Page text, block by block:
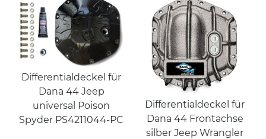
Differentialdeckel für
Dana 44 Jeep
universal Poison
Spyder PS4211044-PC
Differentialdeckel für
Dana 44 Frontachse
silber Jeep Wrangler